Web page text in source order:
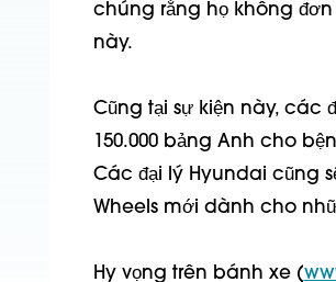
chúng rằng họ không
này.
Cũng tại sự kiện này, các
150.000 bảng Anh cho
Các đại lý Hyundai cũng
Wheels mới dành cho
Hy vọng trên bánh xe (